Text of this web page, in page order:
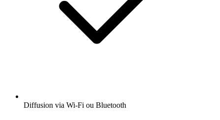
Diffusion via Wi-Fi ou Bluetooth